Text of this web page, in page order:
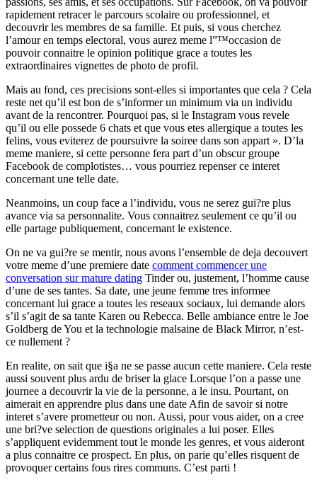
rapidement retracer le parcours scolaire ou professionnel, et
decouvrir les membres de sa famille. Et puis, si vous cherchez
l’amour en temps electoral, vous aurez meme l”™occasion de
pouvoir connaitre le opinion politique grace a toutes les
extraordinaires vignettes de photo de profil.
Mais au fond, ces precisions sont-elles si importantes que cela ? Cela
reste net qu’il est bon de s’informer un minimum via un individu
avant de la rencontrer. Pourquoi pas, si le Instagram vous revele
qu’il ou elle possede 6 chats et que vous etes allergique a toutes les
felins, vous eviterez de poursuivre la soiree dans son appart ». D’la
meme maniere, si cette personne fera part d’un obscur groupe
Facebook de complotistes… vous pourriez repenser ce interet
concernant une telle date.
Neanmoins, un coup face a l’individu, vous ne serez gui?re plus
avance via sa personnalite. Vous connaitrez seulement ce qu’il ou
elle partage publiquement, concernant le existence.
On ne va gui?re se mentir, nous avons l’ensemble de deja decouvert
votre meme d’une premiere date comment commencer une
conversation sur mature dating Tinder ou, justement, l’homme cause
d’une de ses tantes. Sa date, une jeune femme tres informee
concernant lui grace a toutes les reseaux sociaux, lui demande alors
s’il s’agit de sa tante Karen ou Rebecca. Belle ambiance entre le Joe
Goldberg de You et la technologie malsaine de Black Mirror, n’est-
ce nullement ?
En realite, on sait que i§a ne se passe aucun cette maniere. Cela reste
aussi souvent plus ardu de briser la glace Lorsque l’on a passe une
journee a decouvrir la vie de la personne, a le insu. Pourtant, on
aimerait en apprendre plus dans une date Afin de savoir si notre
interet s’avere prometteur ou non. Aussi, pour vous aider, on a cree
une bri?ve selection de questions originales a lui poser. Elles
s’appliquent evidemment tout le monde les genres, et vous aideront
a plus connaitre ce prospect. En plus, on parie qu’elles risquent de
provoquer certains fous rires communs. C’est parti !